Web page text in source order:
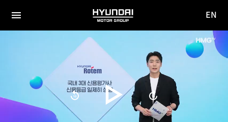
전체
HYUNDAI
MOTOR
GROUP
사이
이동
EN